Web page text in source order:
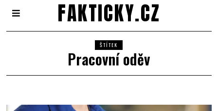
FAKTICKY.CZ
ŠTÍTEK
Pracovní oděv